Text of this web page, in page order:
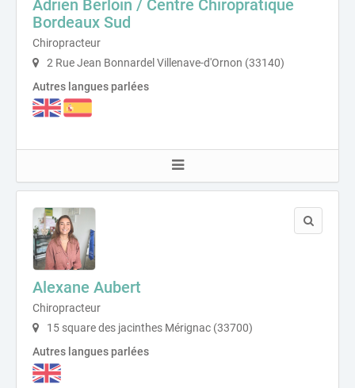
Adrien Berloin / Centre Chiropratique
Bordeaux Sud
Chiropracteur
2 Rue Jean Bonnardel Villenave-d'Ornon (33140)
Autres langues parlées
Alexane Aubert
Chiropracteur
15 square des jacinthes Mérignac (33700)
Autres langues parlées